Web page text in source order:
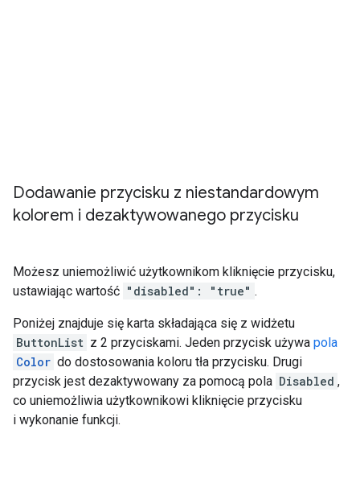
Dodawanie przycisku z niestandardowym
kolorem i dezaktywowanego przycisku
Możesz uniemożliwić użytkownikom kliknięcie przycisku,
ustawiając wartość "disabled": "true" .
Poniżej znajduje się karta składająca się z widżetu
ButtonList z 2 przyciskami. Jeden przycisk używa pola
Color do dostosowania koloru tła przycisku. Drugi
przycisk jest dezaktywowany za pomocą pola Disabled ,
co uniemożliwia użytkownikowi kliknięcie przycisku
i wykonanie funkcji.